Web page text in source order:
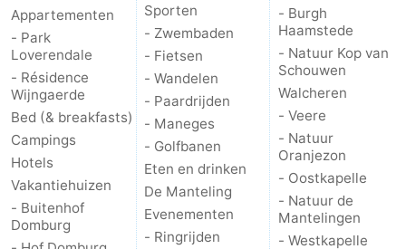
Appartementen
- Park
Loverendale
- Résidence
Wijngaerde
Bed (& breakfasts)
Campings
Hotels
Vakantiehuizen
- Buitenhof
Domburg
Sporten
- Zwembaden
- Fietsen
- Wandelen
- Paardrijden
- Maneges
- Golfbanen
Eten en drinken
De Manteling
Evenementen
- Ringrijden
- Burgh
Haamstede
- Natuur Kop van
Schouwen
Walcheren
- Veere
- Natuur
Oranjezon
- Oostkapelle
- Natuur de
Mantelingen
- Westkapelle